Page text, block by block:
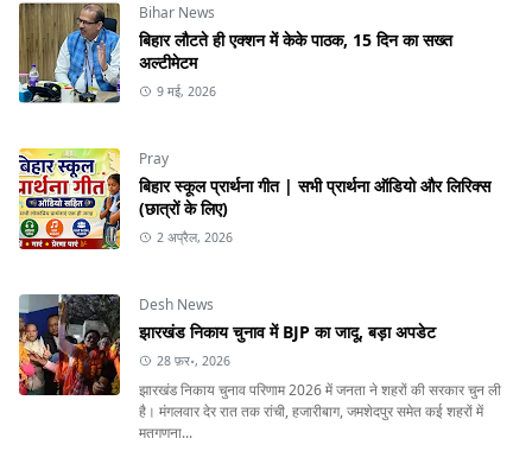
Bihar News
बिहार लौटते ही एक्शन में केके पाठक, 15 दिन का सख्त
अल्टीमेटम
9 मई, 2026
Pray
बिहार स्कूल प्रार्थना गीत | सभी प्रार्थना ऑडियो और लिरिक्स
(छात्रों के लिए)
2 अप्रैल, 2026
Desh News
झारखंड निकाय चुनाव में BJP का जादू, बड़ा अपडेट
28 फ़र॰, 2026
झारखंड निकाय चुनाव परिणाम 2026 में जनता ने शहरों की सरकार चुन ली
है। मंगलवार देर रात तक रांची, हजारीबाग, जमशेदपुर समेत कई शहरों में
मतगणना...